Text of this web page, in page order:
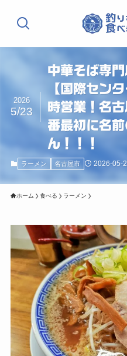
中華そば専
【国際セン
時営業！名
番最初に名
ん！！！
2026
5/23
ラーメン 名古屋市 2026-05-
ホーム 食べる ラーメン